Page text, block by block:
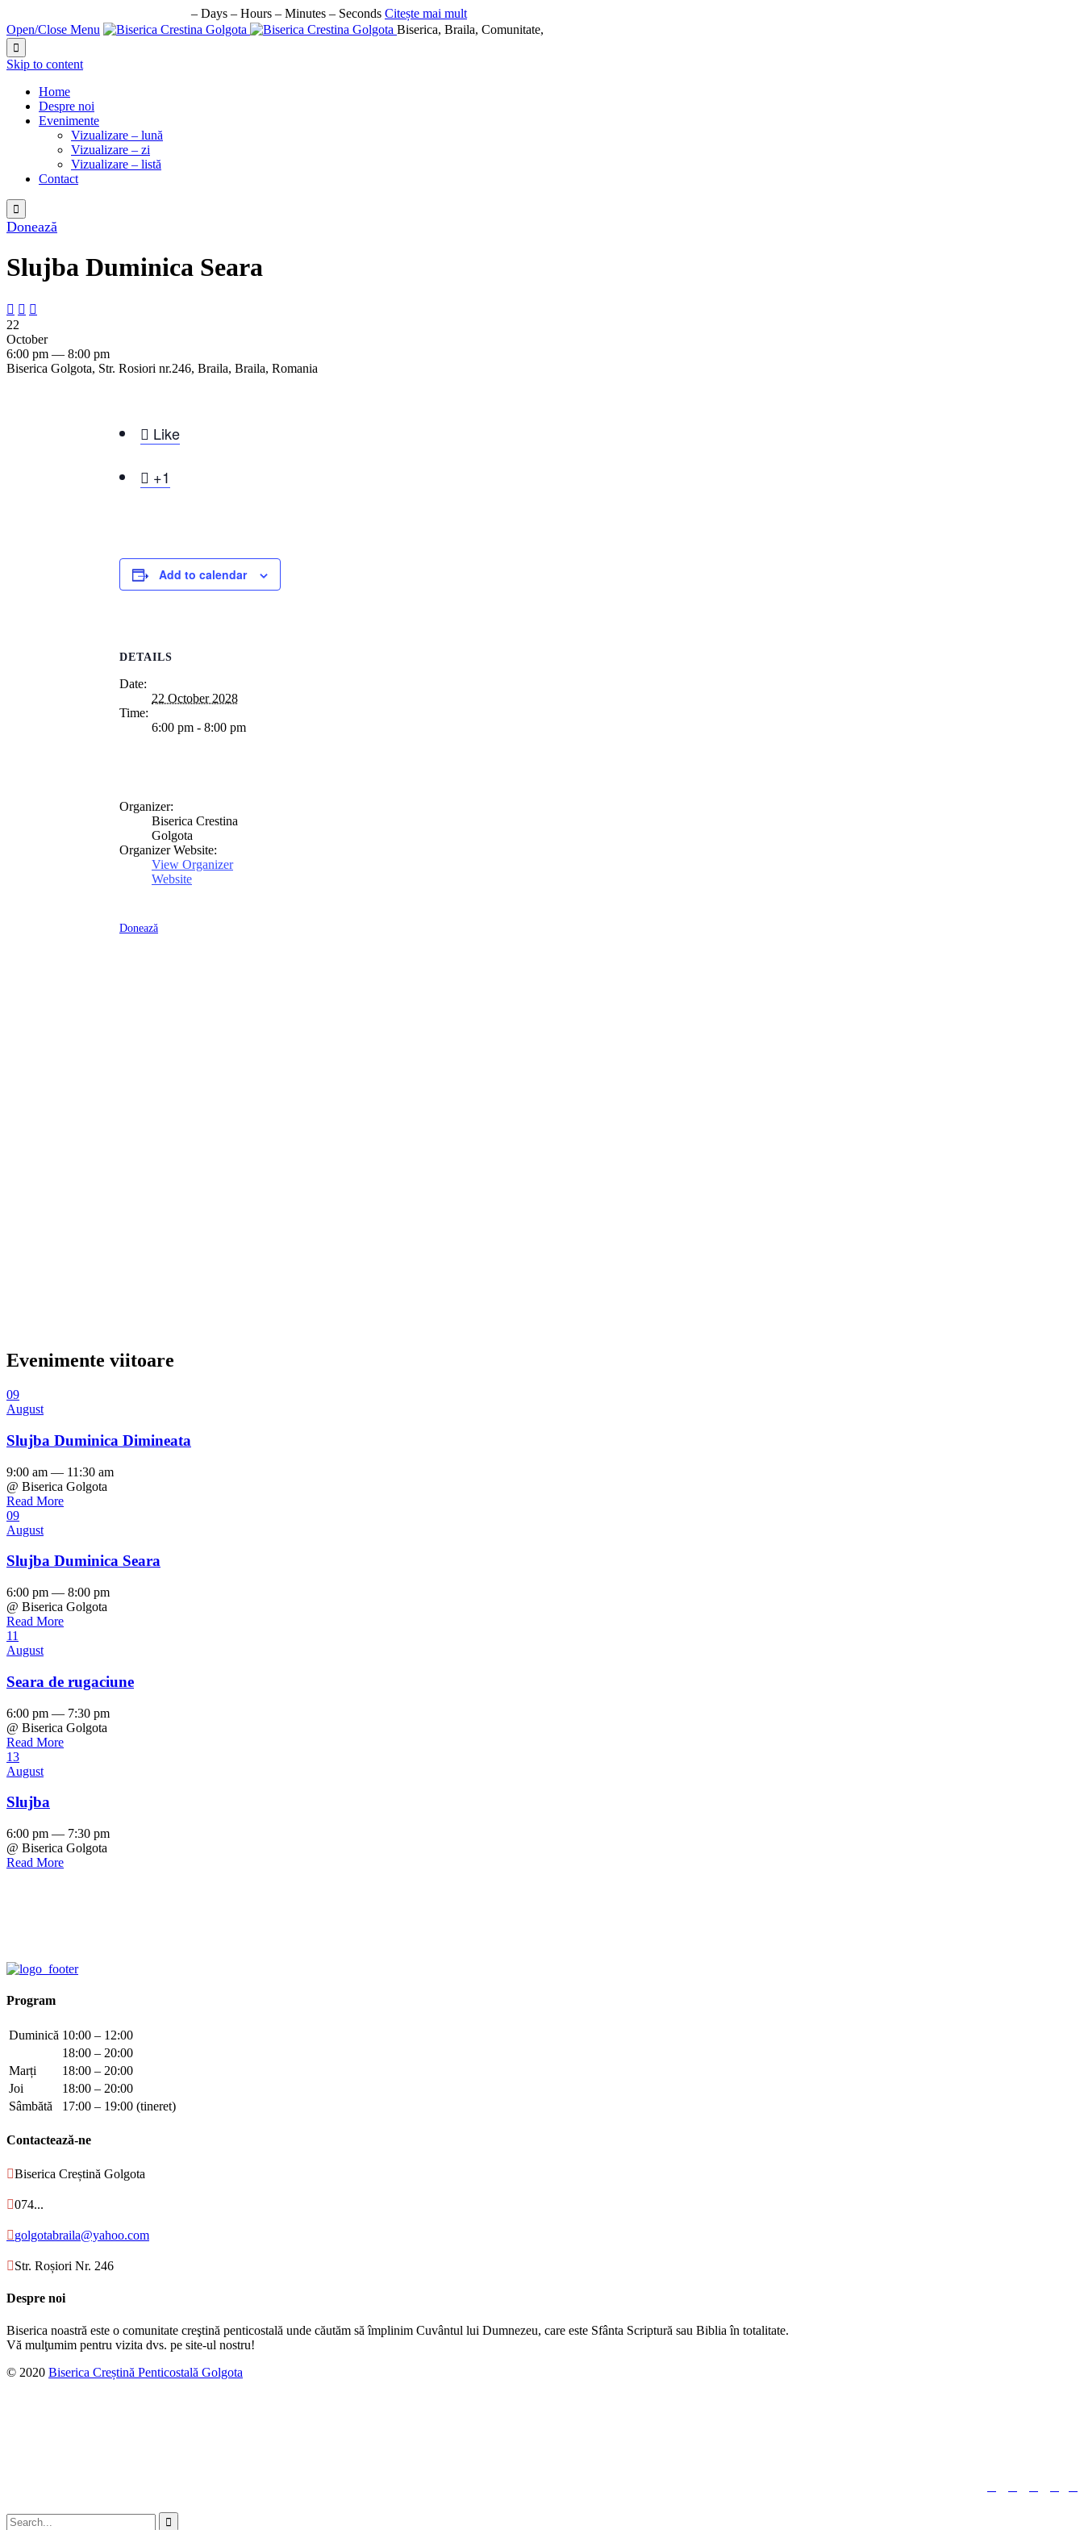
– Days – Hours – Minutes – Seconds Citește mai mult
Open/Close Menu
Biserica, Braila, Comunitate,

Skip to content
Home
Despre noi
Evenimente
Vizualizare – lună
Vizualizare – zi
Vizualizare – listă
Contact

Donează
Slujba Duminica Seara
  
22
October
6:00 pm — 8:00 pm
Biserica Golgota, Str. Rosiori nr.246, Braila, Braila, Romania
 Like
 +1
Add to calendar
DETAILS
Date:
22 October 2028
Time:
6:00 pm - 8:00 pm
Organizer:
Biserica Crestina
Golgota
Organizer Website:
View Organizer
Website
Donează
Evenimente viitoare
09
August
Slujba Duminica Dimineata
9:00 am — 11:30 am
@ Biserica Golgota
Read More
09
August
Slujba Duminica Seara
6:00 pm — 8:00 pm
@ Biserica Golgota
Read More
11
August
Seara de rugaciune
6:00 pm — 7:30 pm
@ Biserica Golgota
Read More
13
August
Slujba
6:00 pm — 7:30 pm
@ Biserica Golgota
Read More
Program
Duminică 10:00 – 12:00
18:00 – 20:00
Marți
18:00 – 20:00
Joi
18:00 – 20:00
Sâmbătă
17:00 – 19:00 (tineret)
Contactează-ne
Biserica Creștină Golgota
074...
golgotabraila@yahoo.com
Str. Roșiori Nr. 246
Despre noi
Biserica noastră este o comunitate creştină penticostală unde căutăm să împlinim Cuvântul lui Dumnezeu, care este Sfânta Scriptură sau Biblia în totalitate.
Vă mulţumim pentru vizita dvs. pe site-ul nostru!
© 2020 Biserica Creștină Penticostală Golgota
